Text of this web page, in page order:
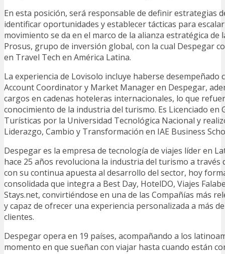
En esta posición, será responsable de definir estrategias
identificar oportunidades y establecer tácticas para
movimiento se da en el marco de la alianza estratégica de
Prosus, grupo de inversión global, con la cual Despegar
en Travel Tech en América Latina.
La experiencia de Lovisolo incluye haberse desempeñado
Account Coordinator y Market Manager en Despegar,
cargos en cadenas hoteleras internacionales, lo que
conocimiento de la industria del turismo. Es Licenciado en
Turísticas por la Universidad Tecnológica Nacional y
Liderazgo, Cambio y Transformación en IAE Business
Despegar es la empresa de tecnología de viajes líder en
hace 25 años revoluciona la industria del turismo a través
con su continua apuesta al desarrollo del sector, hoy
consolidada que integra a Best Day, HotelDO, Viajes
Stays.net, convirtiéndose en una de las Compañías más
y capaz de ofrecer una experiencia personalizada a más
clientes.
Despegar opera en 19 países, acompañando a los
momento en que sueñan con viajar hasta cuando están